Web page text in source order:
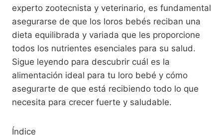
experto zootecnista y veterinario, es fundamental
asegurarse de que los loros bebés reciban una
dieta equilibrada y variada que les proporcione
todos los nutrientes esenciales para su salud.
Sigue leyendo para descubrir cuál es la
alimentación ideal para tu loro bebé y cómo
asegurarte de que está recibiendo todo lo que
necesita para crecer fuerte y saludable.
Índice